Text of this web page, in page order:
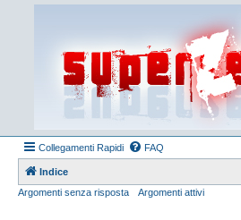
Collegamenti Rapidi FAQ
Indice
Argomenti senza risposta
Argomenti attivi